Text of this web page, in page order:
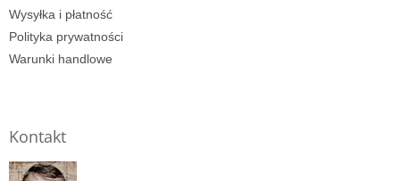
Wysyłka i płatność
Polityka prywatności
Warunki handlowe
Kontakt